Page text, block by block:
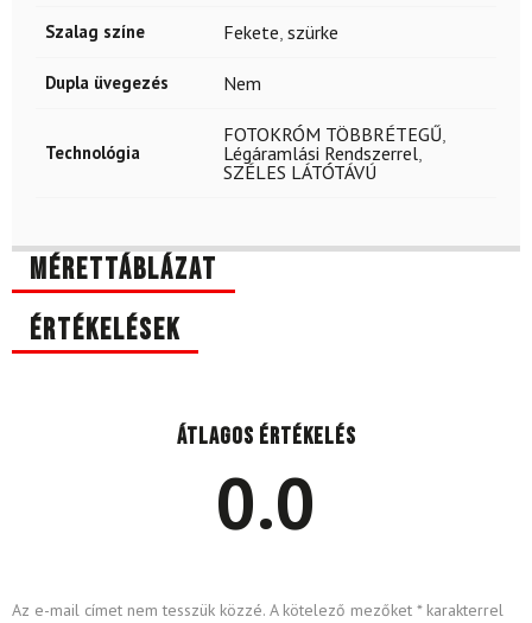
Szalag színe Fekete, szürke
Dupla üvegezés Nem
Technológia
FOTOKRÓM TÖBBRÉTEGŰ,
Légáramlási Rendszerrel,
SZÉLES LÁTÓTÁVÚ
Mérettáblázat
Értékelések
Átlagos értékelés
0.0
Az e-mail címet nem tesszük közzé. A kötelező mezőket *karakterrel